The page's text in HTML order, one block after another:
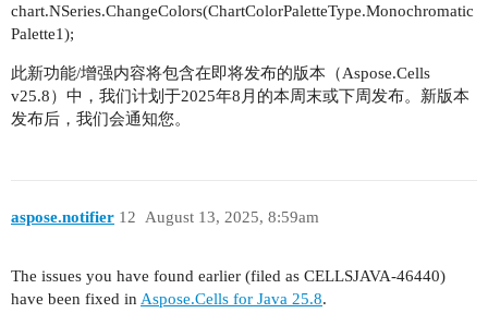
chart.NSeries.ChangeColors(ChartColorPaletteType.Monochromatic
Palette1);
此新功能/增强内容将包含在即将发布的版本（Aspose.Cells
v25.8）中，我们计划于2025年8月的本周末或下周发布。新版本
发布后，我们会通知您。
aspose.notifier August 13, 2025, 8:59am
12
The issues you have found earlier (filed as CELLSJAVA-46440)
have been fixed in Aspose.Cells for Java 25.8.